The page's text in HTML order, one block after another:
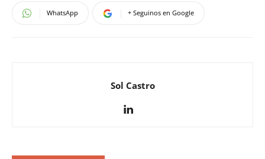
WhatsApp + Seguinos en Google
Sol Castro